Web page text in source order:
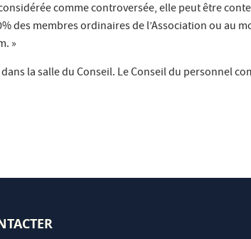
comme controversée, elle peut être
des membres ordinaires de l’Association ou au
»
la salle du Conseil. Le Conseil du personnel